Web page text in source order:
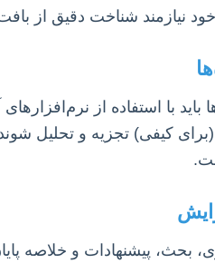
نیازمند شناخت دقیق از
کیفی) تجزیه و تحلیل
بحث، پیشنهادات و خلاصه